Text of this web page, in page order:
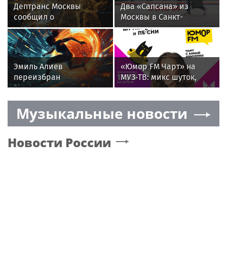
Дептранс Москвы
сообщил о
двухкилометровой
пробке на Проспекте
Мира
Два «Сапсана» из
Москвы в Санкт-
Петербург
задерживаются по
техпричинам
Эмиль Алиев
переизбран
президентом
футбола России
«Юмор FM Чарт» на
МУЗ‑ТВ: микс шуток,
песен и позитива
Музыкальные новости
Новости России